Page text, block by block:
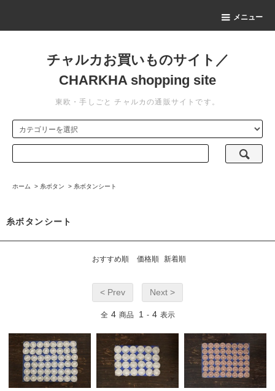
メニュー
チャルカお買いものサイト／
CHARKHA shopping site
東欧・手しごと チャルカの通販サイトです。
ホーム > 糸ボタン > 糸ボタンシート
糸ボタンシート
おすすめ順 価格順 新着順
< Prev Next >
全 4 商品 1 - 4 表示